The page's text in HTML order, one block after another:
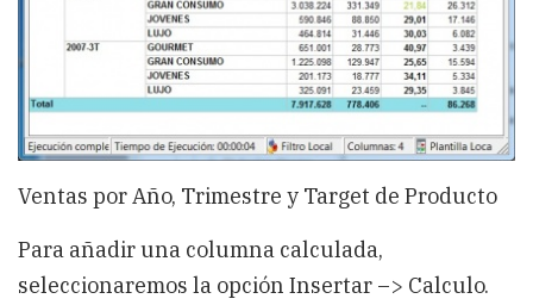
Ventas por Año, Trimestre y Target de Producto
Para añadir una columna calculada,
seleccionaremos la opción Insertar –> Calculo.